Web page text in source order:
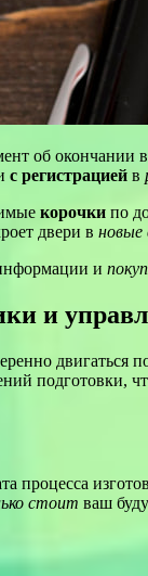
об окончании
с регистрацией в
корочки по
двери в
и
и
двигаться
подготовки,
процесса
стоит ваш